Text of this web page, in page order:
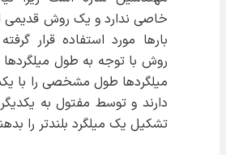
خاصی ندارد و یک روش قدیمی
بارها مورد استفاده قرار
روش با توجه به طول
میلگردها طول مشخصی را با
دارند و توسط مفتول به
تشکیل یک میلگرد بلندتر را